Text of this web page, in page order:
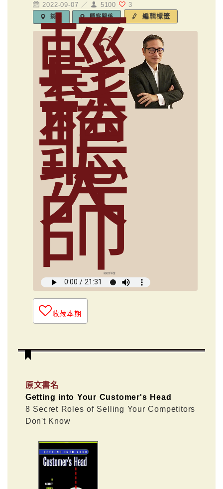
2022-09-07 ／ 5100 3
銷售 顧客關係 編輯標籤
輕
鬆
聽
大
師
俞國定導讀
收藏本期
原文書名
Getting into Your Customer's Head
8 Secret Roles of Selling Your Competitors
Don't Know